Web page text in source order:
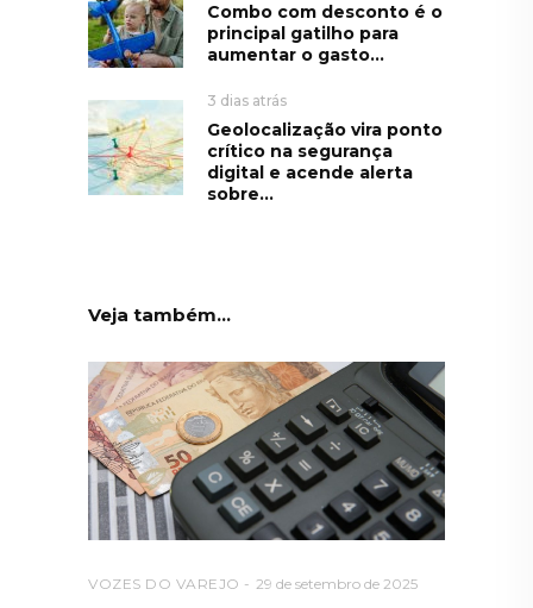
Combo com desconto é o
principal gatilho para
aumentar o gasto...
3 dias atrás
Geolocalização vira ponto
crítico na segurança
digital e acende alerta
sobre...
Veja também...
VOZES DO VAREJO 29 de setembro de 2025